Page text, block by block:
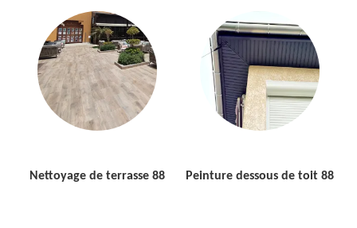
Nettoyage de terrasse 88 Peinture dessous de toit 88